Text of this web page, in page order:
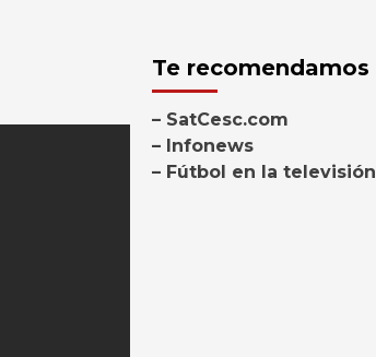
Te recomendamos
– SatCesc.com
– Infonews
– Fútbol en la televisión